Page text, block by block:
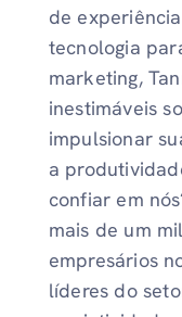
de
tecnologia
marketing,
inestimáveis
impulsionar
a
confiar em
mais de um
empresários
líderes do